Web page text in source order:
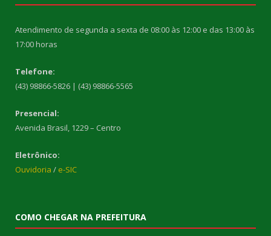
Atendimento de segunda a sexta de 08:00 às 12:00 e das 13:00 às
17:00 horas
Telefone:
(43) 98866-5826 | (43) 98866-5565
Presencial:
Avenida Brasil, 1229 – Centro
Eletrônico:
Ouvidoria / e-SIC
COMO CHEGAR NA PREFEITURA